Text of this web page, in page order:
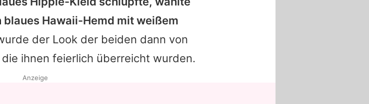
blaues Hawaii-Hemd mit weißem
der Look der beiden dann von
ihnen feierlich überreicht wurden.
Anzeige